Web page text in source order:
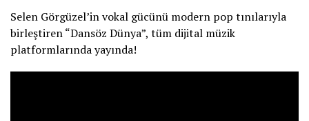
Selen Görgüzel’in vokal gücünü modern pop tınılarıyla
birleştiren “Dansöz Dünya”, tüm dijital müzik
platformlarında yayında!